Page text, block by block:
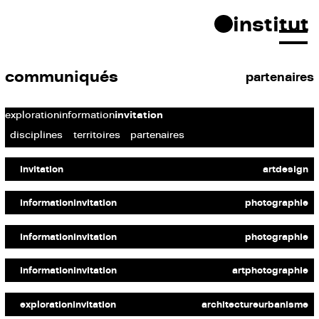
institut
communiqués partenaires
explorationinformationinvitation
disciplines
territoires partenaires
invitation artdesign
MALTE MARTIN
Sculpter l’espace, faire lieu
informationinvitation photographie
FISHEYE
Didier Lefèvre — Les images qui content
informationinvitation photographie
FISHEYE
感 (Gǎn) Hui Choi, Li Hui, Nyo Jinyong Lian et AFP
Collection
informationinvitation artphotographie
FISHEYE
Au cœur de la Manufacture de Baccarat
explorationinvitation architectureurbanisme
TVK
Paris
Paris Porte Pouchet : la création d’un grand
espace public reliant Paris, Saint-Ouen et
Paris
Consulat de la Terre : 3ème rendez-vous dédié à